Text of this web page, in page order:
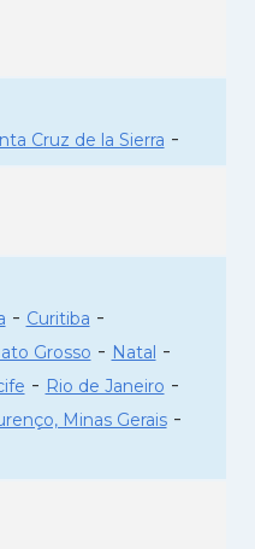
Cruz de la Sierra -
- Curitiba -
Grosso - Natal -
- Rio de Janeiro -
Minas Gerais-